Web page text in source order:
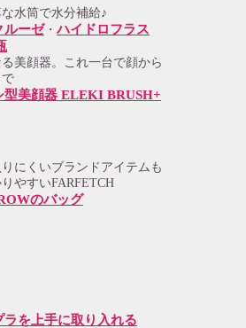
水筒で水分補給♪
ルーゼ・ハイドロフラス
美顔器。これ一台で顔から
型美顔器 ELEKI BRUSH+
にくいブランドアイテムも
りやすいFARFETCH
のバッグ
ラを上手に取り入れる